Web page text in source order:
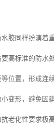
胶同样扮演着重
高标准的防水处
位置，形成连
变形，避免因
老化性要求极高